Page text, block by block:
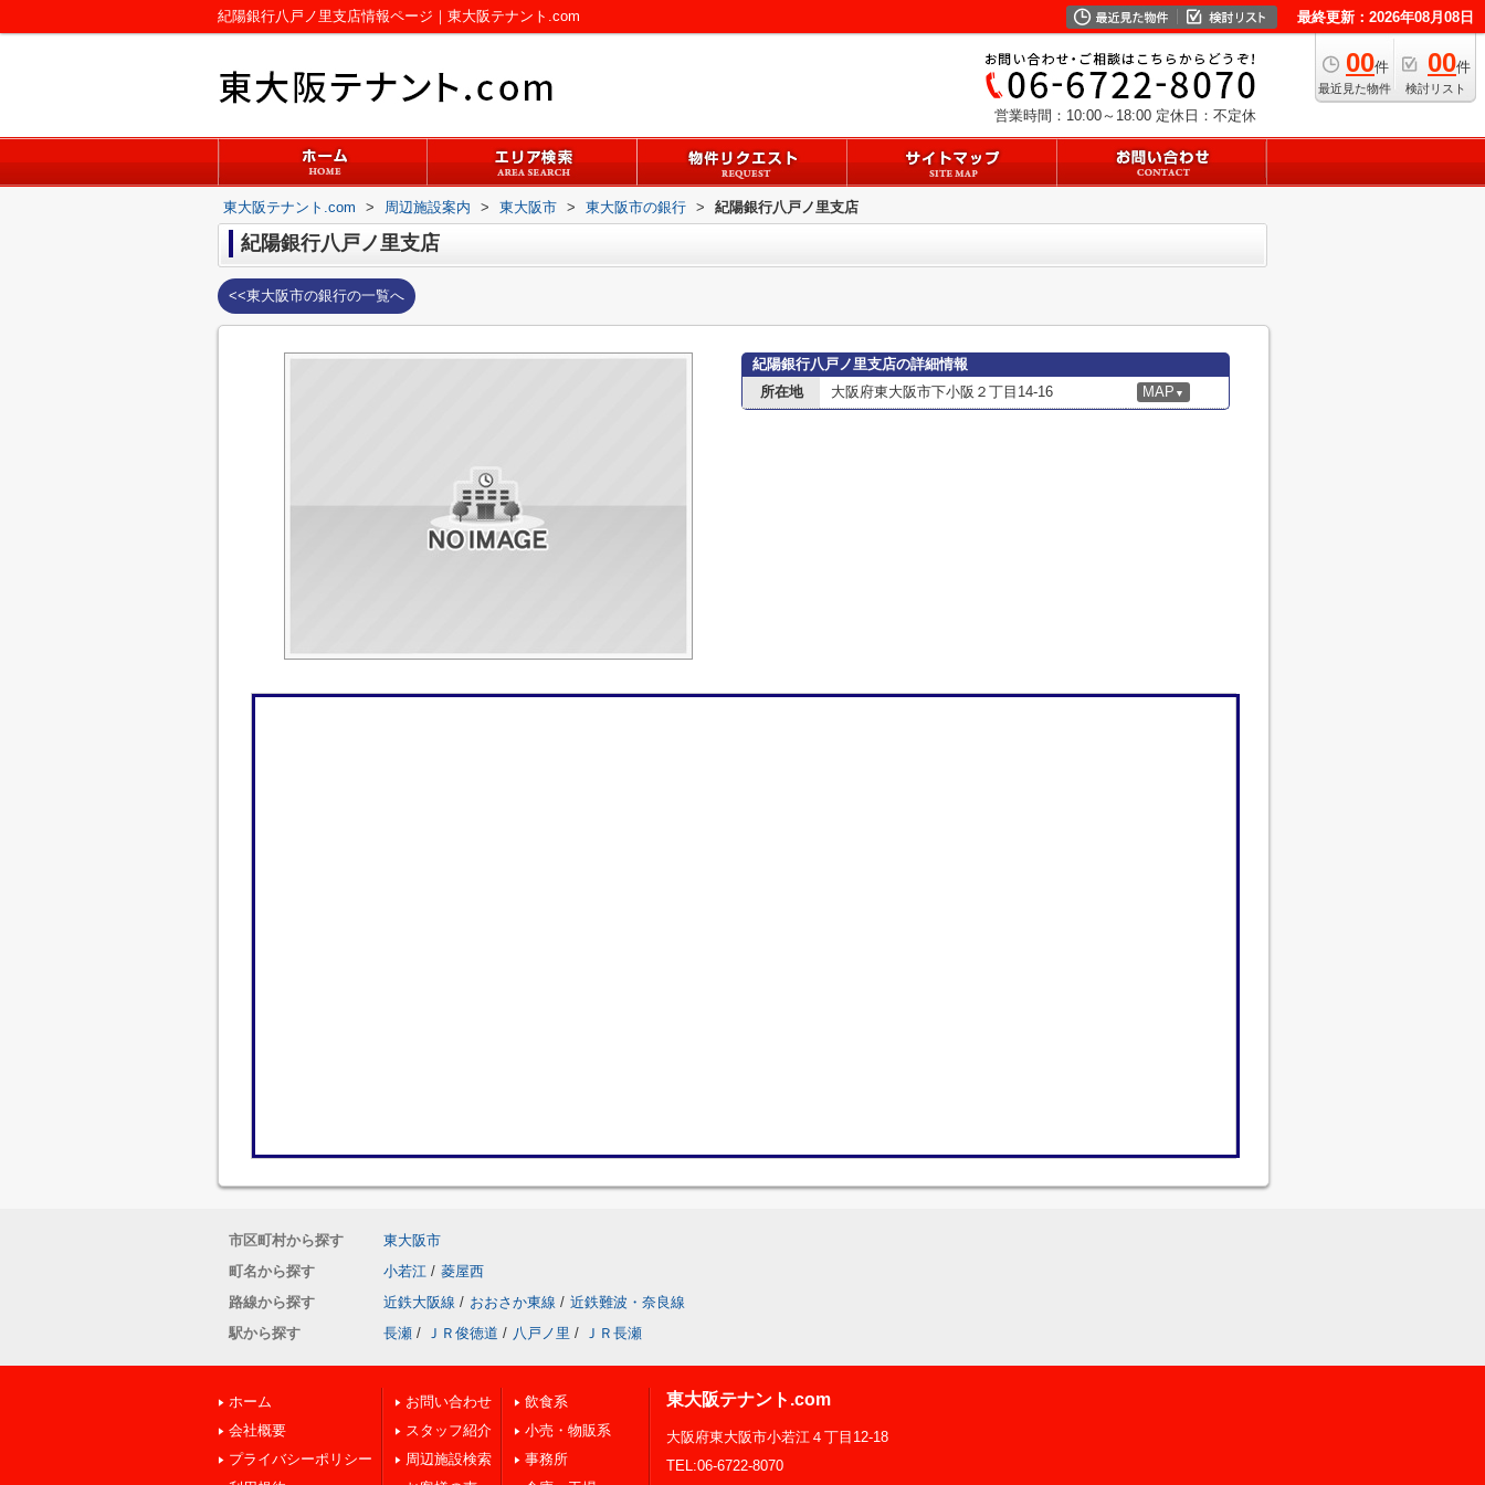
紀陽銀行八戸ノ里支店情報ページ｜東大阪テナント.com 最終更新：2026年08月08日
00件
最近見た物件
00件
検討リスト
営業時間：10:00～18:00 定休日：不定休
東大阪テナント.com > 周辺施設案内 > 東大阪市 > 東大阪市の銀行 > 紀陽銀行八戸ノ里支店
紀陽銀行八戸ノ里支店
<<東大阪市の銀行の一覧へ
紀陽銀行八戸ノ里支店の詳細情報
所在地
大阪府東大阪市下小阪２丁目14-16 MAP ▼
市区町村から探す
東大阪市
町名から探す
小若江 / 菱屋西
路線から探す
近鉄大阪線 / おおさか東線 / 近鉄難波・奈良線
駅から探す
長瀬 / ＪＲ俊徳道 / 八戸ノ里 / ＪＲ長瀬
ホーム
会社概要
プライバシーポリシー
お問い合わせ
スタッフ紹介
周辺施設検索
飲食系
小売・物販系
事務所
東大阪テナント.com
大阪府東大阪市小若江４丁目12-18
TEL:06-6722-8070